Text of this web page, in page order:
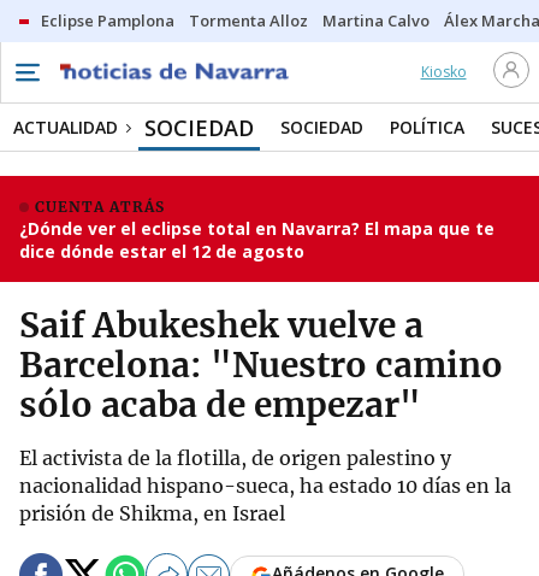
Eclipse Pamplona Tormenta Alloz Martina Calvo Álex
Kiosko
ACTUALIDAD SOCIEDAD SOCIEDAD POLÍTICA
CUENTA ATRÁS
¿Dónde ver el eclipse total en Navarra? El mapa que te
dice dónde estar el 12 de agosto
Saif Abukeshek vuelve a
Barcelona: "Nuestro camino
sólo acaba de empezar"
El activista de la flotilla, de origen palestino y
nacionalidad hispano-sueca, ha estado 10 días en la
prisión de Shikma, en Israel